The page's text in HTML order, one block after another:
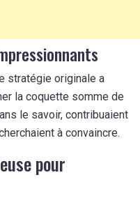
stratégie originale a
la coquette somme de
le savoir, contribuaient
à convaincre.
pour